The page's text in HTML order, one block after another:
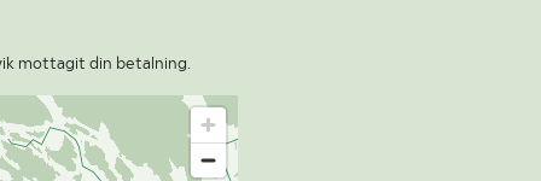
mottagit din betalning.